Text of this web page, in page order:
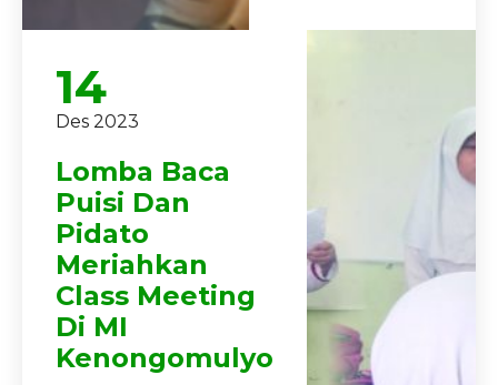
14
Des 2023
Lomba Baca
Puisi Dan
Pidato
Meriahkan
Class Meeting
Di MI
Kenongomulyo